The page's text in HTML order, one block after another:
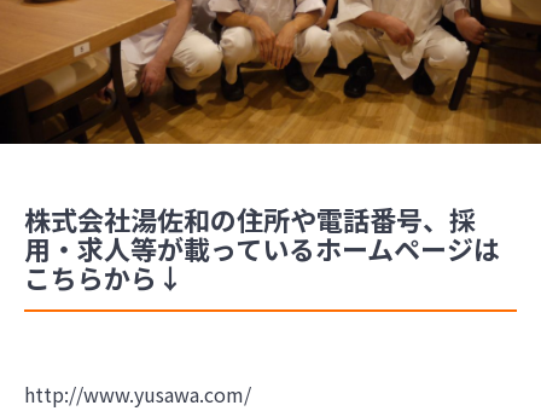
株式会社湯佐和の住所や電話番号、採
用・求人等が載っているホームページは
こちらから↓
http://www.yusawa.com/